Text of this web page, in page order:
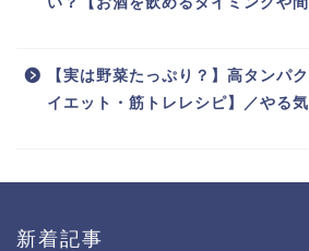
【実は野菜たっぷり？】高タンパ
イエット・筋トレレシピ】／や
新着記事